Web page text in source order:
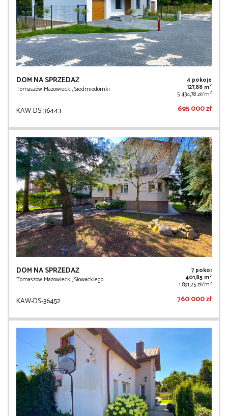
DOM NA SPRZEDAŻ
Tomaszów Mazowiecki, Siedmiodomki
4 pokoje
127,88 m2
5 434,78 zł/m2
KAW-DS-36443 695 000 zł
DOM NA SPRZEDAŻ
Tomaszów Mazowiecki, Słowackiego
7 pokoi
401,85 m2
1 891,25 zł/m2
KAW-DS-36452 760 000 zł